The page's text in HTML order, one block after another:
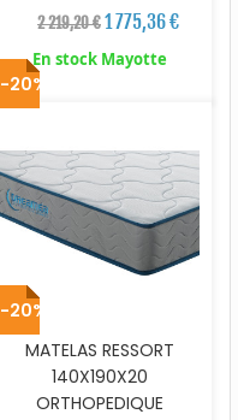
2 219,20 €1 775,36 €
En stock Mayotte
-20%
MATELAS RESSORT
140X190X20
ORTHOPEDIQUE
-20%